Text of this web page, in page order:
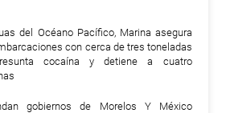
del Océano Pacífico, Marina asegura
con cerca de tres toneladas
cocaína y detiene a cuatro
gobiernos de Morelos Y México